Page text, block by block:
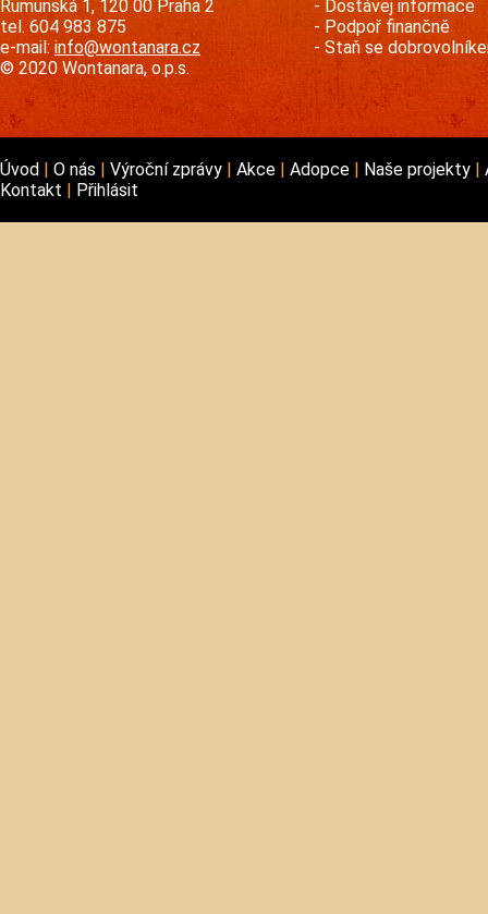
Rumunská 1, 120 00 Praha 2
tel. 604 983 875
e-mail: info@wontanara.cz
© 2020 Wontanara, o.p.s.
Dostávej informace
Podpoř finančně
Staň se
Úvod O nás Výroční zprávy Akce Adopce Naše projekty
Kontakt
Přihlásit